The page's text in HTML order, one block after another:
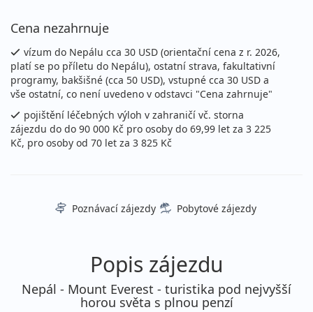
Cena nezahrnuje
vízum do Nepálu cca 30 USD (orientační cena z r. 2026,
platí se po příletu do Nepálu), ostatní strava, fakultativní
programy, bakšišné (cca 50 USD), vstupné cca 30 USD a
vše ostatní, co není uvedeno v odstavci "Cena zahrnuje"
pojištění léčebných výloh v zahraničí vč. storna
zájezdu do do 90 000 Kč pro osoby do 69,99 let za 3 225
Kč, pro osoby od 70 let za 3 825 Kč
Poznávací zájezdy Pobytové zájezdy
Popis zájezdu
Nepál - Mount Everest - turistika pod nejvyšší
horou světa s plnou penzí